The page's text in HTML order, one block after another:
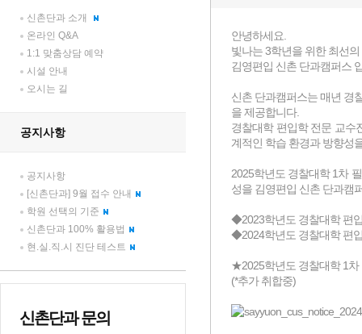
신촌단과 소개
온라인 Q&A
1:1 맞춤상담 예약
시설 안내
오시는 길
공지사항
공지사항
[신촌단과] 9월 접수 안내
학원 선택의 기준
신촌단과 100% 활용법
현.실.직.시 진단 테스트
신촌단과 문의